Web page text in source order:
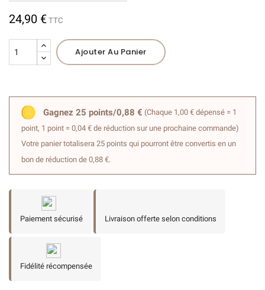
(1 avis)
24,90 € TTC
Ajouter Au Panier
Gagnez 25 points/0,88 € (Chaque 1,00 € dépensé = 1
point, 1 point = 0,04 € de réduction sur une prochaine commande)
Votre panier totalisera 25 points qui pourront être convertis en un
bon de réduction de 0,88 €.
Paiement sécurisé Livraison offerte selon conditions
Fidélité récompensée